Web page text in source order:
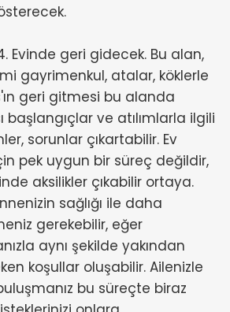
Evinde geri gidecek. Bu alan,
gayrimenkul, atalar, köklerle
geri gitmesi bu alanda
başlangıçlar ve atılımlarla ilgili
sorunlar çıkartabilir. Ev
pek uygun bir süreç değildir,
aksilikler çıkabilir ortaya.
sağlığı ile daha
gerekebilir, eğer
aynı şekilde yakından
koşullar oluşabilir. Ailenizle
bu süreçte biraz